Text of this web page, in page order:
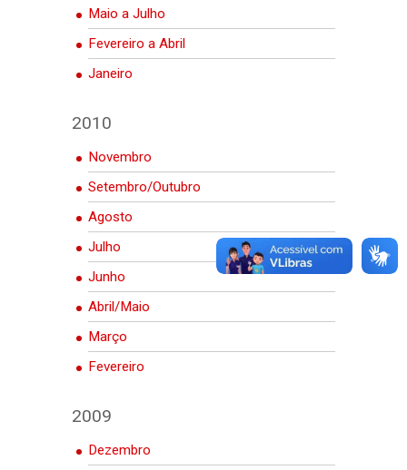
Maio a Julho
Fevereiro a Abril
Janeiro
2010
Novembro
Setembro/Outubro
Agosto
Julho
Junho
Abril/Maio
Março
Fevereiro
2009
Dezembro